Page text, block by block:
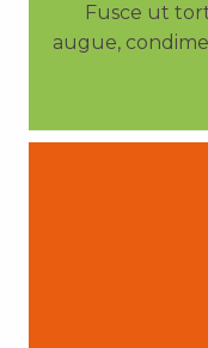
Fusce ut
augue,